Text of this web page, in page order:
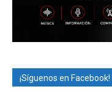
¡Síguenos en Facebook!